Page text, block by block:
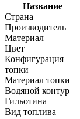
Название
Страна
Производитель
Материал
Цвет
Конфигурация
топки
Материал топки
Водяной контур
Гильотина
Вид топлива